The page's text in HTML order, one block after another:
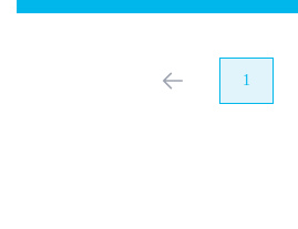
anterior 1